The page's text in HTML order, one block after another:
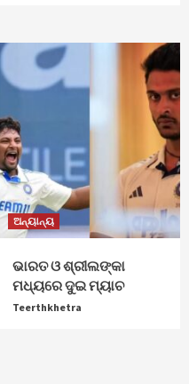
ଅନ୍ୟାନ୍ୟ
ଭାରତ ଓ ଶ୍ରୀଲଙ୍କା
ମଧ୍ୟରେ ଦୁଇ ମ୍ୟାଚ
Teerthkhetra